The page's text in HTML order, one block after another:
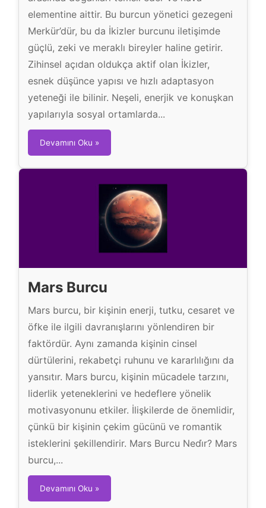
elementine aittir. Bu burcun yönetici gezegeni
Merkür’dür, bu da İkizler burcunu iletişimde
güçlü, zeki ve meraklı bireyler haline getirir.
Zihinsel açıdan oldukça aktif olan İkizler,
esnek düşünce yapısı ve hızlı adaptasyon
yeteneği ile bilinir. Neşeli, enerjik ve konuşkan
yapılarıyla sosyal ortamlarda...
Devamını Oku »İ
k
i
z
r
u
r
c
Mars Burcu
Mars burcu, bir kişinin enerji, tutku, cesaret ve
öfke ile ilgili davranışlarını yönlendiren bir
faktördür. Aynı zamanda kişinin cinsel
dürtülerini, rekabetçi ruhunu ve kararlılığını da
yansıtır. Mars burcu, kişinin mücadele tarzını,
liderlik yeteneklerini ve hedeflere yönelik
motivasyonunu etkiler. İlişkilerde de önemlidir,
çünkü bir kişinin çekim gücünü ve romantik
isteklerini şekillendirir. Mars Burcu Nedi̇r? Mars
burcu,...
Devamını Oku »M
a